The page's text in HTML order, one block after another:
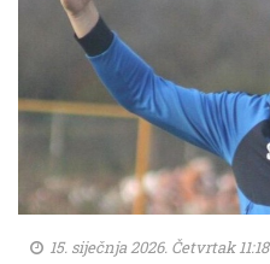
15. siječnja 2026. Četvrtak 11:18